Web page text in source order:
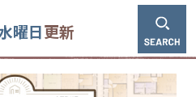
曜日更新